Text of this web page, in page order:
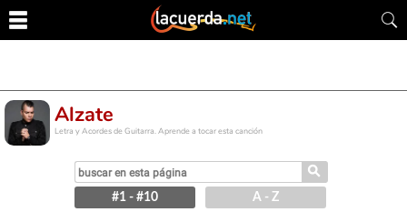
Alzate
Letra y Acordes de Guitarra. Aprende a tocar esta canción
⚲
#1 - #10 A - Z